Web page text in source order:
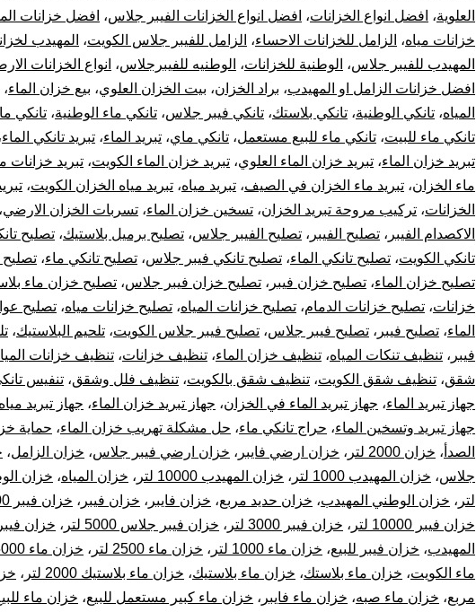
العلوية، افضل انواع الخزانات، افضل انواع الخزانات الفيبر جلاس، افضل خزانات
خزانات مياه، الزامل للخزانات الاحساء، الزامل للفيبر جلاس الكويت، المهيدب
المهيدب للفيبر جلاس، الوطنية للخزانات، الوطنيه للفيبرجلاس، انواع الخزانات
افضل خزانات الزامل او المهيدب، براد الخزان، بيت الخزان العلوي، بيع خزان الماء،
المياه، تانكي الوطنية، تانكي بلاستك، تانكي فيبر جلاس، تانكي ماء الوطنية، تانكي
تانكي ماء للبيت، تانكي ماء للبيع مستعمل، تانكي ماي، تبريد الماء، تبريد تانكي الماء
تبريد خزان الماء، تبريد خزان الماء العلوي، تبريد خزان الماء الكويت، تبريد خزانات
ماء الخزان، تبريد ماء الخزان في الصيف، تبريد مياه، تبريد مياه الخزان الكويت،
الخزانات، تركيب مروحة تبريد الخزان، تسخين خزان الماء، تسربات الخزان الارضي،
الاكصدام الفيبر ، تصليح الفيبر ، تصليح الفيبر جلاس، تصليح برميل بلاستيك، تصليح
تانكي الكويت، تصليح تانكي الماء، تصليح تانكي فيبر جلاس، تصليح تانكي ماء،
تصليح خزان الماء، تصليح خزان فيبر ، تصليح خزان فيبر جلاس، تصليح خزان ماء
خزانات، تصليح خزانات الدمام، تصليح خزانات المياه، تصليح خزانات مياه، تصليح
الماء، تصليح فيبر ، تصليح فيبر جلاس، تصليح فيبر جلاس الكويت، تلحيم البلاستيك،
فيبر ، تنظيف تنكات المياه، تنظيف خزان الماء، تنظيف خزانات، تنظيف خزانات
شقق، تنظيف شقق الكويت، تنظيف شقق بالكويت، تنظيف فلل وشقق، تنفيس
جهاز تبريد الماء، جهاز تبريد الماء في الخزان، جهاز تبريد خزان الماء، جهاز تبريد
جهاز تبريد وتسخين الماء، حراج تانكي ماء، حل مشكلة تهريب خزان الماء، حماية
الصدأ ، خزان 2000 لتر ، خزان ارضي فايبر ، خزان ارضي فيبر جلاس، خزان الزامل،
جلاس، خزان المهيدب 1000 لتر ، خزان المهيدب 10000 لتر ، خزان المياه،
لتر ، خزان الوطني المهيدب، خزان حديد مربع، خزان فايبر ، خزان فيبر ، خزان فيبر 1000 لتر
خزان فيبر 10000 لتر
، خزان فيبر 3000 لتر ، خزان فيبر جلاس 5000 لتر ، خزان
المهيدب، خزان فيبر للبيع، خزان ماء 1000 لتر ، خزان ماء 2500 لتر ، خزان ماء 5000 لتر
ماء الكويت، خزان ماء بلاستك، خزان ماء بلاستيك، خزان ماء بلاستيك 2000 لتر ،
مربع، خزان ماء صبه، خزان ماء فايبر ، خزان ماء كبير مستعمل للبيع، خزان ماء